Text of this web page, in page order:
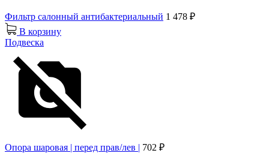
Фильтр салонный антибактериальный 1 478 ₽
В корзину
Подвеска
Опора шаровая | перед прав/лев | 702 ₽